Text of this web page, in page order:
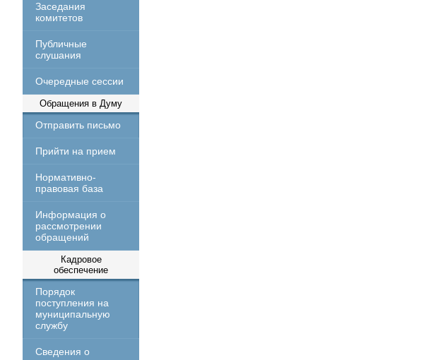
Заседания
комитетов
Публичные
слушания
Очередные сессии
Обращения в Думу
Отправить письмо
Прийти на прием
Нормативно-
правовая база
Информация о
рассмотрении
обращений
Кадровое
обеспечение
Порядок
поступления на
муниципальную
службу
Сведения о